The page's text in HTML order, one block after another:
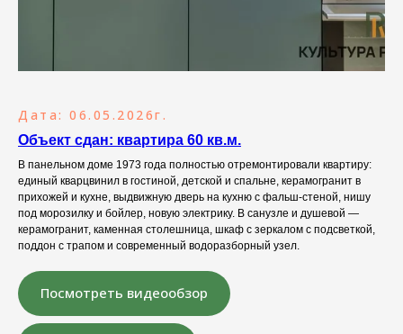
Дата: 06.05.2026г.
Объект сдан: квартира 60 кв.м.
В панельном доме 1973 года полностью отремонтировали квартиру:
единый кварцвинил в гостиной, детской и спальне, керамогранит в
прихожей и кухне, выдвижную дверь на кухню с фальш-стеной, нишу
под морозилку и бойлер, новую электрику. В санузле и душевой —
керамогранит, каменная столешница, шкаф с зеркалом с подсветкой,
поддон с трапом и современный водоразборный узел.
Посмотреть видеообзор